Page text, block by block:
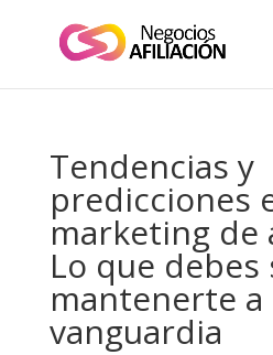
Tendencias y
predicciones
marketing de
Lo que debes
mantenerte a
vanguardia